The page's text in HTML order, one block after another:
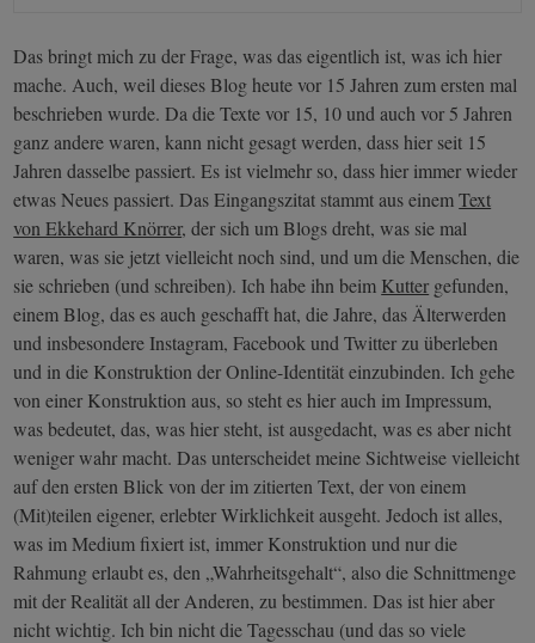
Das bringt mich zu der Frage, was das eigentlich ist, was ich hier
mache. Auch, weil dieses Blog heute vor 15 Jahren zum ersten mal
beschrieben wurde. Da die Texte vor 15, 10 und auch vor 5 Jahren
ganz andere waren, kann nicht gesagt werden, dass hier seit 15
Jahren dasselbe passiert. Es ist vielmehr so, dass hier immer wieder
etwas Neues passiert. Das Eingangszitat stammt aus einemText
von Ekkehard Knörrer, der sich um Blogs dreht, was sie mal
waren, was sie jetzt vielleicht noch sind, und um die Menschen, die
sie schrieben (und schreiben). Ich habe ihn beim Kutter gefunden,
einem Blog, das es auch geschafft hat, die Jahre, das Älterwerden
und insbesondere Instagram, Facebook und Twitter zu überleben
und in die Konstruktion der Online-Identität einzubinden. Ich gehe
von einer Konstruktion aus, so steht es hier auch im Impressum,
was bedeutet, das, was hier steht, ist ausgedacht, was es aber nicht
weniger wahr macht. Das unterscheidet meine Sichtweise vielleicht
auf den ersten Blick von der im zitierten Text, der von einem
(Mit)teilen eigener, erlebter Wirklichkeit ausgeht. Jedoch ist alles,
was im Medium fixiert ist, immer Konstruktion und nur die
Rahmung erlaubt es, den „Wahrheitsgehalt“, also die Schnittmenge
mit der Realität all der Anderen, zu bestimmen. Das ist hier aber
nicht wichtig. Ich bin nicht die Tagesschau (und das so viele